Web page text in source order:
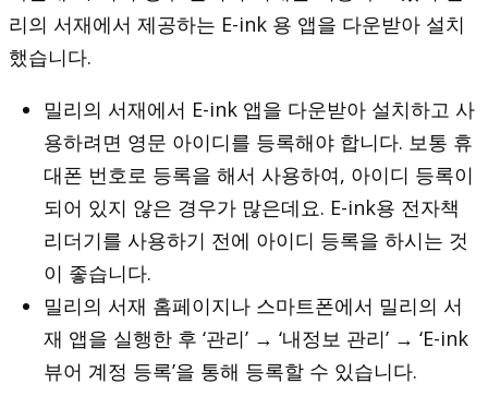
리의 서재에서 제공하는 E-ink 용 앱을 다운받아 설치
했습니다.
밀리의 서재에서 E-ink 앱을 다운받아 설치하고 사
용하려면 영문 아이디를 등록해야 합니다. 보통 휴
대폰 번호로 등록을 해서 사용하여, 아이디 등록이
되어 있지 않은 경우가 많은데요. E-ink용 전자책
리더기를 사용하기 전에 아이디 등록을 하시는 것
이 좋습니다.
밀리의 서재 홈페이지나 스마트폰에서 밀리의 서
재 앱을 실행한 후 ‘관리’ → ‘내정보 관리’ → ‘E-ink
뷰어 계정 등록’을 통해 등록할 수 있습니다.